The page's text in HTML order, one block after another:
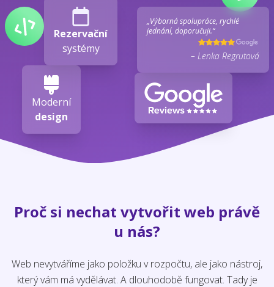
Rezervační
systémy
Moderní
design
„Výborná spolupráce, rychlé
jednání, doporučuji.“
– Lenka Regrutová
Proč si nechat vytvořit web právě
u nás?
Web nevytváříme jako položku v rozpočtu, ale jako nástroj,
který vám má vydělávat. A dlouhodobě fungovat. Tady je